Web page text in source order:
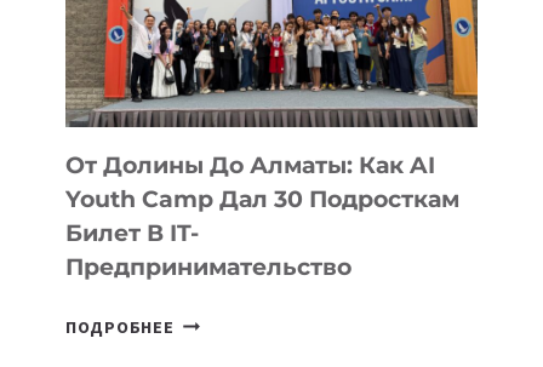
От Долины До Алматы: Как AI
Youth Camp Дал 30 Подросткам
Билет В IT-
Предпринимательство
ПОДРОБНЕЕ ОТ